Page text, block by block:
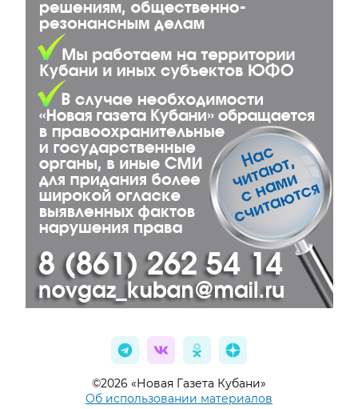
©2026 «Новая Газета Кубани»
Об использовании материалов